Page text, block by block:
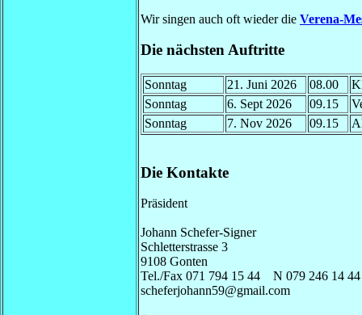
Wir singen auch oft wieder die Verena-
Die nächsten Auftritte
Sonntag 21. Juni 2026 08.00
Sonntag
6. Sept 2026 09.15
Sonntag
7. Nov 2026 09.15
Die Kontakte
Präsident
Johann Schefer-Signer
Schletterstrasse 3
9108 Gonten
Tel./Fax 071 794 15 44 N 079 246 14 44
scheferjohann59@gmail.com